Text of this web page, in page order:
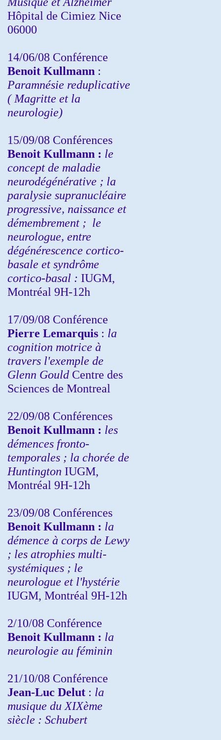
Hôpital de Cimiez Nice
06000
14/06/08 Conférence
Benoit Kullmann :
Paramnésie reduplicative
( Magritte et la
neurologie)
15/09/08 Conférences
Benoit Kullmann : le
concept de maladie
neurodégénérative ; la
paralysie supranucléaire
progressive, naissance et
démembrement ; le
neurologue, entre
dégénérescence cortico-
basale et syndrôme
cortico-basal : IUGM,
Montréal 9H-12h
17/09/08 Conférence
Pierre Lemarquis : la
cognition motrice à
travers l'exemple de
Glenn Gould Centre des
Sciences de Montreal
22/09/08 Conférences
Benoit Kullmann : les
démences fronto-
temporales ; la chorée de
Huntington IUGM,
Montréal 9H-12h
23/09/08 Conférences
Benoit Kullmann : la
démence à corps de Lewy
; les atrophies multi-
systémiques ; le
neurologue et l'hystérie
IUGM, Montréal 9H-12h
2/10/08 Conférence
Benoit Kullmann : la
neurologie au féminin
21/10/08 Conférence
Jean-Luc Delut : la
musique du XIXème
siècle : Schubert